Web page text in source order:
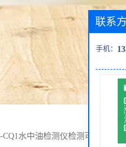
CQ1水中油检测仪检测可用的流
联系
手机：